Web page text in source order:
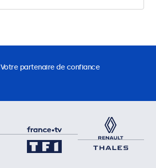
Votre partenaire de confiance